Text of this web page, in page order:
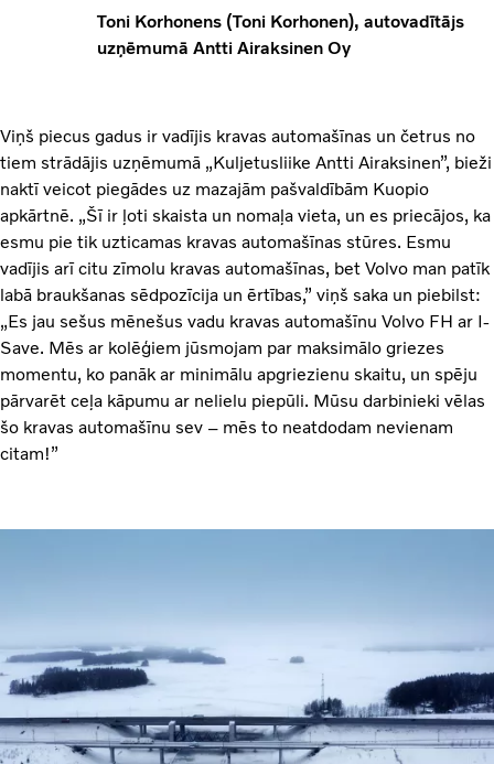
Toni Korhonens (Toni Korhonen), autovadītājs
uzņēmumā Antti Airaksinen Oy
Viņš piecus gadus ir vadījis kravas automašīnas un četrus no
tiem strādājis uzņēmumā „Kuljetusliike Antti Airaksinen”, bieži
naktī veicot piegādes uz mazajām pašvaldībām Kuopio
apkārtnē. „Šī ir ļoti skaista un nomaļa vieta, un es priecājos, ka
esmu pie tik uzticamas kravas automašīnas stūres. Esmu
vadījis arī citu zīmolu kravas automašīnas, bet Volvo man patīk
labā braukšanas sēdpozīcija un ērtības,” viņš saka un piebilst:
„Es jau sešus mēnešus vadu kravas automašīnu Volvo FH ar I-
Save. Mēs ar kolēģiem jūsmojam par maksimālo griezes
momentu, ko panāk ar minimālu apgriezienu skaitu, un spēju
pārvarēt ceļa kāpumu ar nelielu piepūli. Mūsu darbinieki vēlas
šo kravas automašīnu sev – mēs to neatdodam nevienam
citam!”